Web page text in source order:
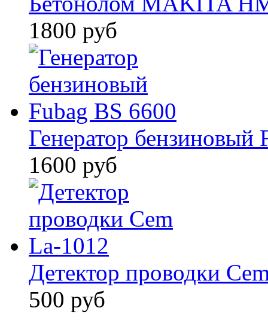
1800 руб
Генератор бензиновый
1600 руб
Детектор проводки
500 руб